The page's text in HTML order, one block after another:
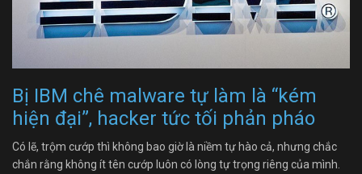
Bị IBM chê malware tự làm là “kém
hiện đại”, hacker tức tối phản pháo
Có lẽ, trộm cướp thì không bao giờ là niềm tự hào cả, nhưng chắc
chắn rằng không ít tên cướp luôn có lòng tự trọng riêng của mình.